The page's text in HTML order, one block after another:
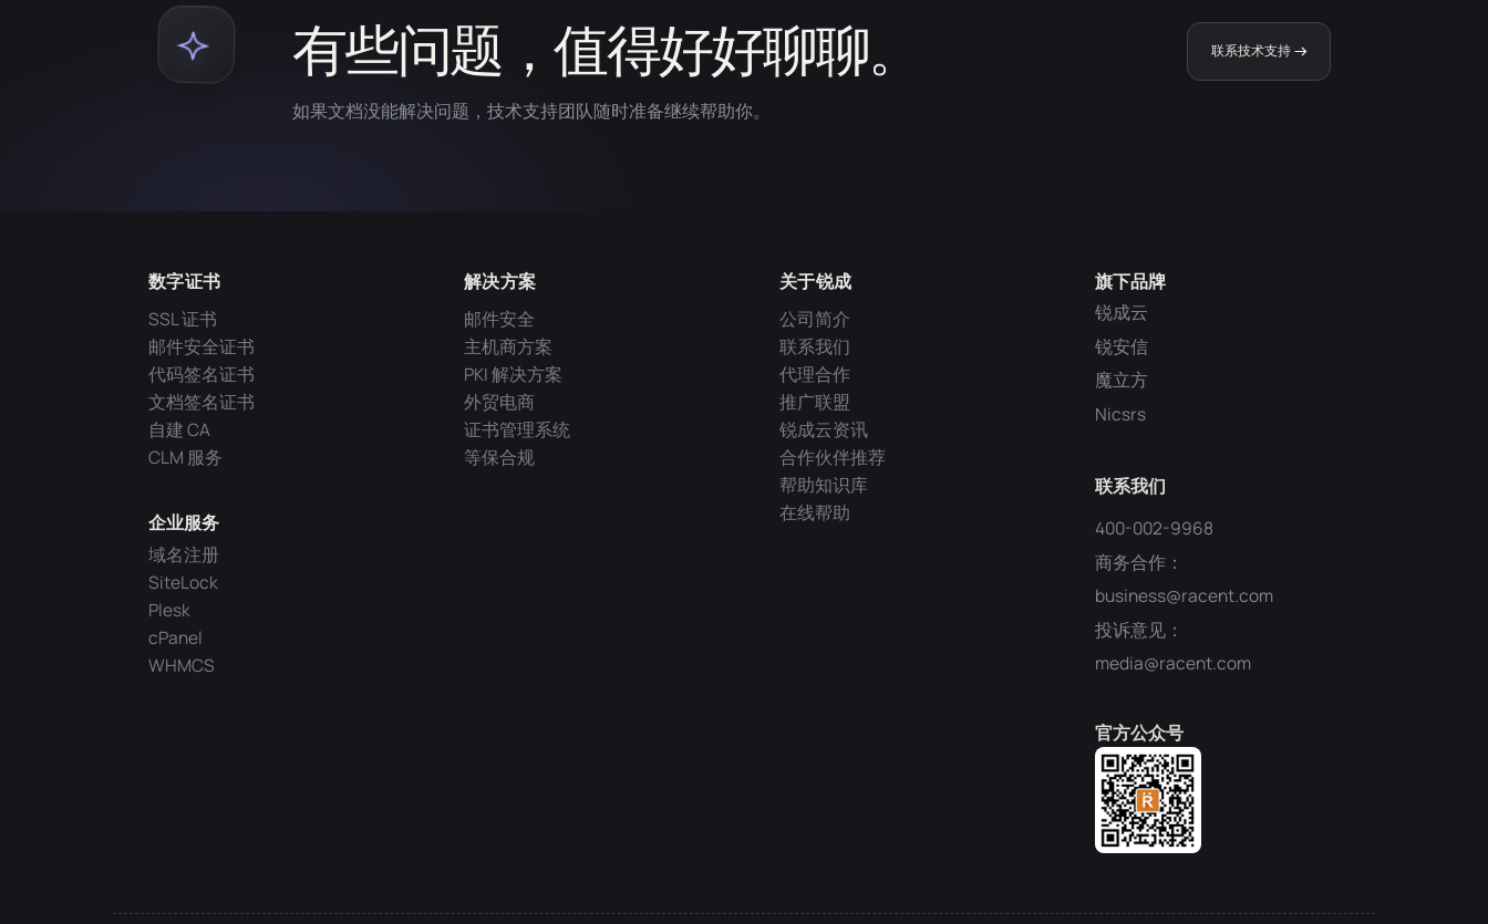
有些问题，值得好好聊聊。
如果文档没能解决问题，技术支持团队随时准备继续帮助你。
联系技术支持
旗下品牌
锐成云
锐安信
魔立方
Nicsrs
联系我们
400-002-9968
商务合作：
business@racent.com
投诉意见：
media@racent.com
官方公众号
数字证书
SSL 证书
邮件安全证书
代码签名证书
文档签名证书
自建 CA
CLM 服务
企业服务
域名注册
SiteLock
Plesk
cPanel
WHMCS
解决方案
邮件安全
主机商方案
PKI 解决方案
外贸电商
证书管理系统
等保合规
关于锐成
公司简介
联系我们
代理合作
推广联盟
锐成云资讯
合作伙伴推荐
帮助知识库
在线帮助